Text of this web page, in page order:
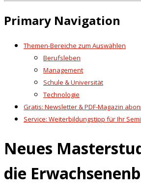
Primary Navigation
Themen-Bereiche zum Auswählen
Berufsleben
Management
Schule & Universität
Technologie
Gratis: Newsletter & PDF-Magazin
Service: Weiterbildungstipp für Ihr
Neues
die